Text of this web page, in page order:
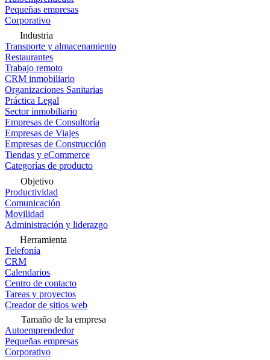
Pequeñas empresas
Corporativo
Industria
Transporte y almacenamiento
Restaurantes
Trabajo remoto
CRM inmobiliario
Organizaciones Sanitarias
Práctica Legal
Sector inmobiliario
Empresas de Consultoría
Empresas de Viajes
Empresas de Construcción
Tiendas y eCommerce
Categorías de producto
Objetivo
Productividad
Comunicación
Movilidad
Administración y liderazgo
Herramienta
Telefonía
CRM
Calendarios
Centro de contacto
Tareas y proyectos
Creador de sitios web
Tamaño de la empresa
Autoemprendedor
Pequeñas empresas
Corporativo